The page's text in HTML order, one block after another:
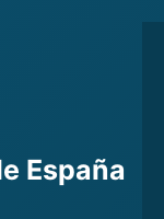
España